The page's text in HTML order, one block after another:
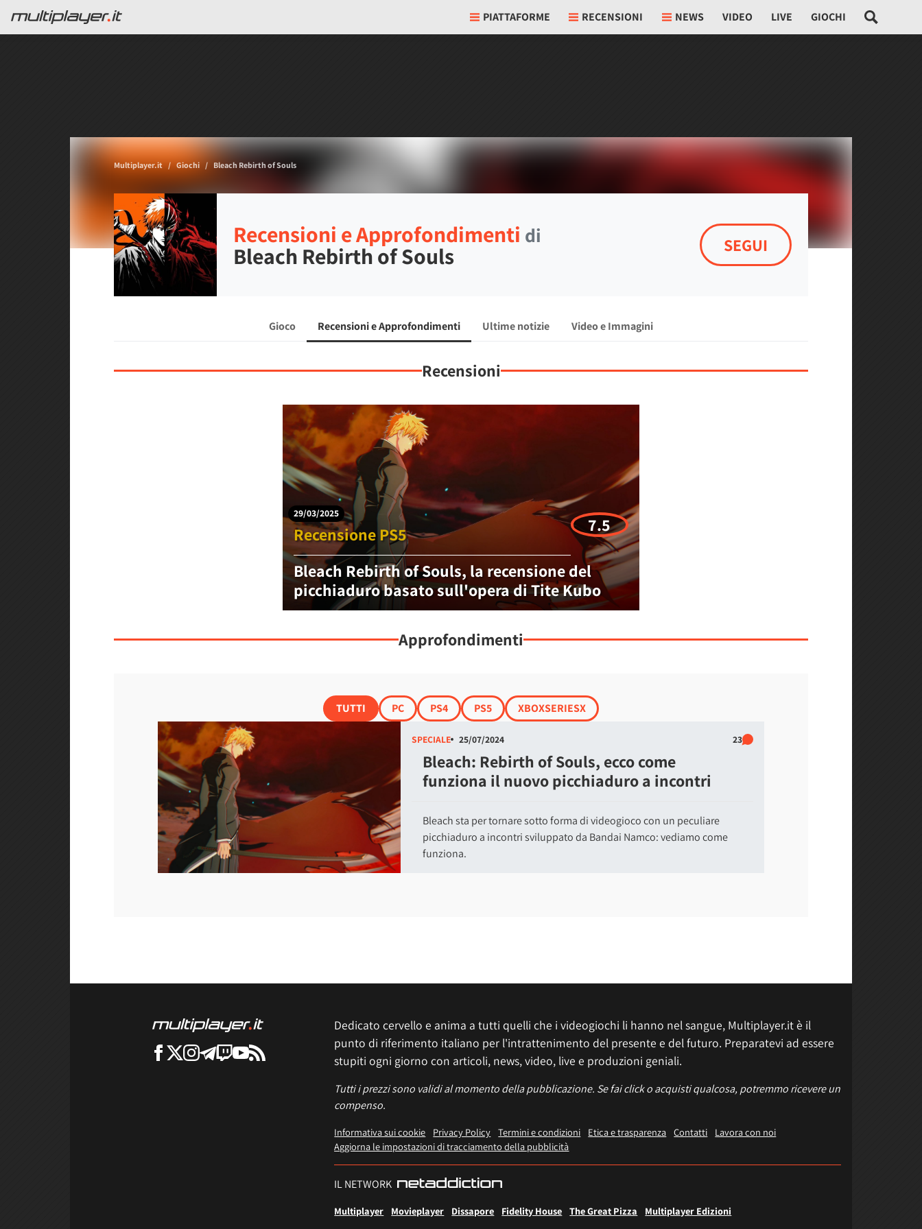
PIATTAFORME RECENSIONI NEWS VIDEO LIVE GIOCHI
Multiplayer.it Giochi Bleach Rebirth of Souls
Recensioni e Approfondimenti di
Bleach Rebirth of Souls SEGUI
Gioco Recensioni e Approfondimenti Ultime notizie Video e Immagini
Recensioni
29/03/2025
Recensione PS5 7.5
Bleach Rebirth of Souls, la recensione del
picchiaduro basato sull'opera di Tite Kubo
Approfondimenti
TUTTI PC PS4 PS5 XBOXSERIESX
SPECIALE 25/07/2024 23
Bleach: Rebirth of Souls, ecco come
funziona il nuovo picchiaduro a incontri
Bleach sta per tornare sotto forma di videogioco con un peculiare
picchiaduro a incontri sviluppato da Bandai Namco: vediamo come
funziona.
Dedicato cervello e anima a tutti quelli che i videogiochi li hanno nel sangue, Multiplayer.it è il
punto di riferimento italiano per l'intrattenimento del presente e del futuro. Preparatevi ad essere
stupiti ogni giorno con articoli, news, video, live e produzioni geniali.
Tutti i prezzi sono validi al momento della pubblicazione. Se fai click o acquisti qualcosa, potremmo ricevere un
compenso.
Informativa sui cookie Privacy Policy Termini e condizioni Etica e trasparenza Contatti
Lavora con noi
Aggiorna le impostazioni di tracciamento della pubblicità
IL NETWORK
Multiplayer Movieplayer Dissapore Fidelity House The Great Pizza Multiplayer Edizioni